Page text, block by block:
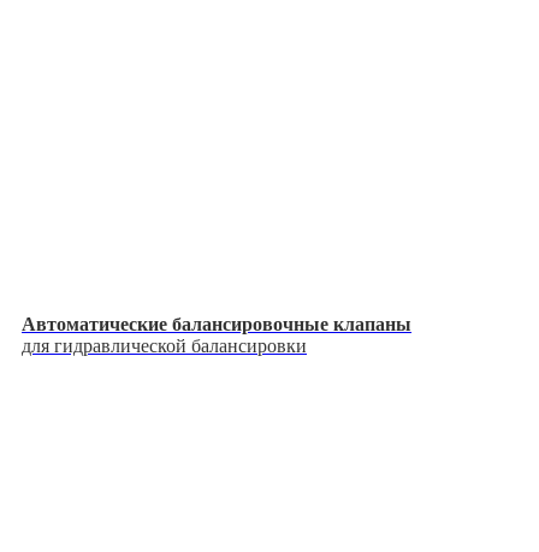
Автоматические балансировочные клапаны
для гидравлической балансировки